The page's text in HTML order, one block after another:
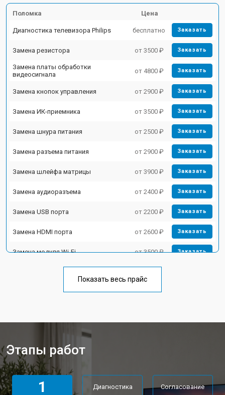
Поломка Цена
Диагностика телевизора Philips бесплатно Заказать
Замена резистора от 3500 ₽ Заказать
Замена платы обработки
видеосигнала
от 4800 ₽ Заказать
Замена кнопок управления от 2900 ₽ Заказать
Замена ИК-приемника от 3500 ₽ Заказать
Замена шнура питания от 2500 ₽ Заказать
Замена разъема питания от 2900 ₽ Заказать
Замена шлейфа матрицы от 3900 ₽ Заказать
Замена аудиоразъема от 2400 ₽ Заказать
Замена USB порта от 2200 ₽ Заказать
Замена HDMI порта от 2600 ₽ Заказать
Замена модуля Wi-Fi от 3500 ₽ Заказать
Ремонт блока управления от 3100 ₽
Прошивка телевизора Philips
Замена трансформаторов
подсветки
Показать весь прайс
Этапы работ
1 Диагностика Согласование